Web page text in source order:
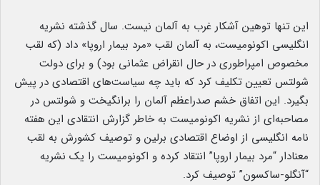
این تنها توهین آشکار غرب به آلمان نیست. سال گذشته نشریه
انگلیسی اکونومیست، به آلمان لقب «مرد بیمار اروپا» داد (که لقب
مخصوص امپراطوری در حال انقراض عثمانی بود) و برای دولت
شولتس تعیین تکلیف کرد که باید چه سیاست‌های اقتصادی در پیش
بگیرد. این اتفاق خشم صدراعظم آلمان را برانگیخت و شولتس در
مصاحبه‌ای از نشریه اکونومیست به خاطر گزارش انتقادی این هفته
نامه انگلیسی از اوضاع اقتصادی برلین و توصیف کشورش به لقب
معنادار “مرد بیمار اروپا” انتقاد کرده و اکونومیست را یک نشریه
“آنگلو-ساکسون” توصیف کرد.